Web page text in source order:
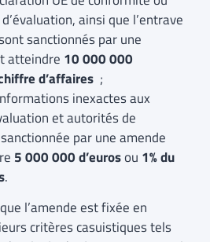
ainsi que l’entrave
sanctionnés par une
atteindre 10 000 000
d’affaires ;
inexactes aux
et autorités de
par une amende
5 000 000 d’eurosou 1% du
.
l’amende est fixée en
critères casuistiques tels